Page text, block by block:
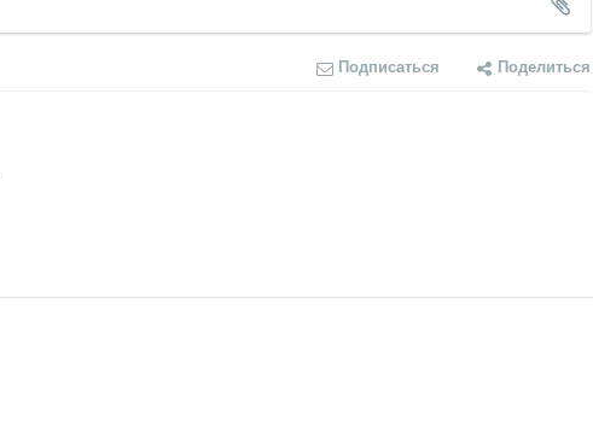
Подписаться Поделиться